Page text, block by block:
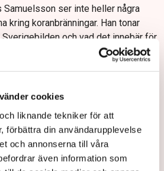
cookies
liknande tekniker för att
förbättra din användarupplevelse
och annonserna till våra
även information som
ser inte heller några
kring koranbränningar. Han tonar
och vad det innebär för
uppfattas som särskilt
svenskt, säger han.
övergripande nivå spelar dock stor
Cars. Men då handlar det om